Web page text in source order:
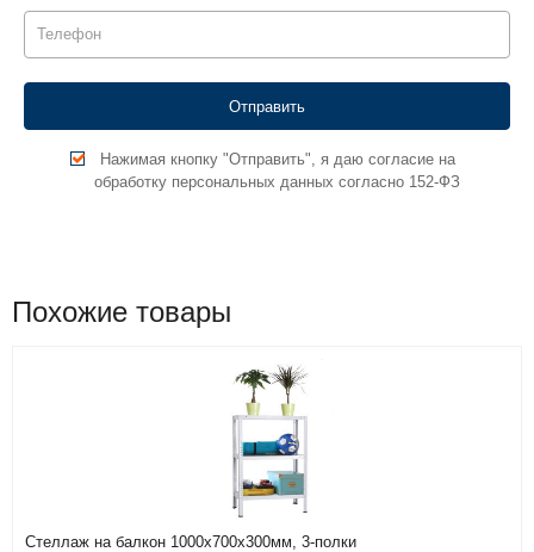
Нажимая кнопку "Отправить", я даю согласие на
обработку персональных данных согласно 152-ФЗ
Похожие товары
Стеллаж на балкон 1000х700х300мм, 3-полки